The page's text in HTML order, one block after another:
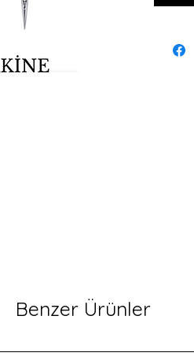
Benzer Ürünler